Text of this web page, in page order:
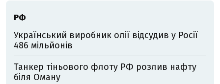
РФ
Український виробник олії відсудив у Росії
486 мільйонів
Танкер тіньового флоту РФ розлив нафту
біля Оману